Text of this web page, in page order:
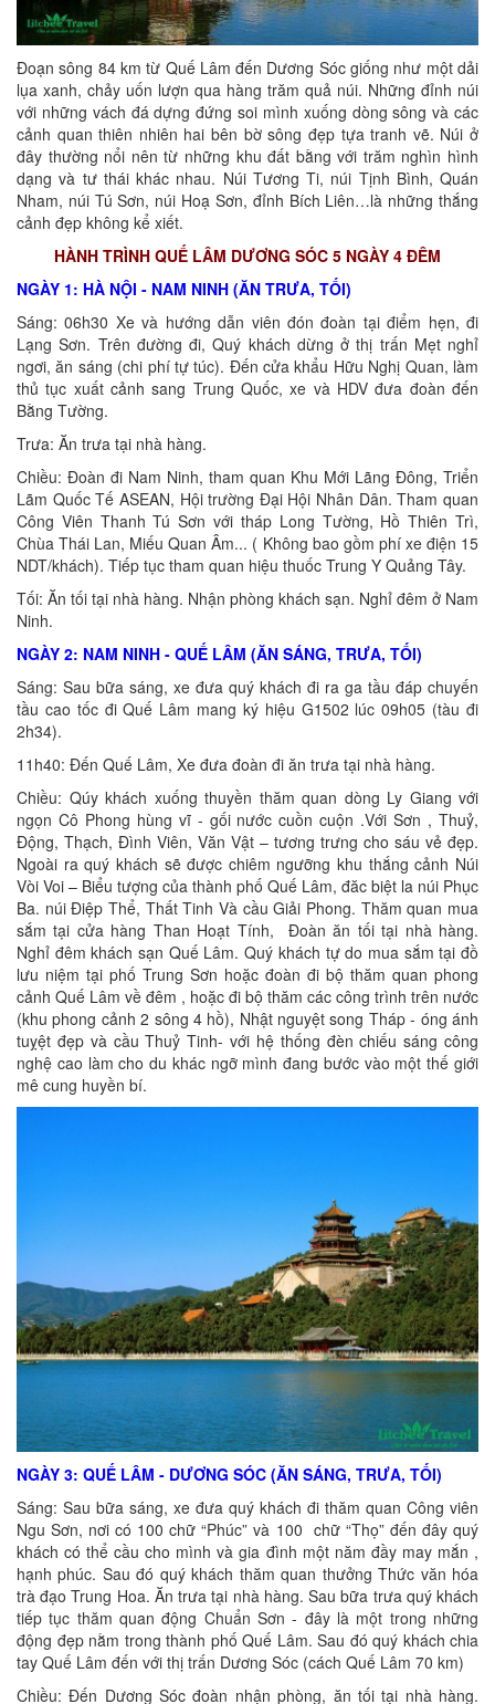
Đoạn sông 84 km từ Quế Lâm đến Dương Sóc giống như một dải
lụa xanh, chảy uốn lượn qua hàng trăm quả núi. Những đỉnh núi
với những vách đá dựng đứng soi mình xuống dòng sông và các
cảnh quan thiên nhiên hai bên bờ sông đẹp tựa tranh vẽ. Núi ở
đây thường nổi nên từ những khu đất bằng với trăm nghìn hình
dạng và tư thái khác nhau. Núi Tương Ti, núi Tịnh Bình, Quán
Nham, núi Tú Sơn, núi Hoạ Sơn, đỉnh Bích Liên…là những thắng
cảnh đẹp không kể xiết.
HÀNH TRÌNH QUẾ LÂM DƯƠNG SÓC 5 NGÀY 4 ĐÊM
NGÀY 1: HÀ NỘI - NAM NINH (ĂN TRƯA, TỐI)
Sáng: 06h30 Xe và hướng dẫn viên đón đoàn tại điểm hẹn, đi
Lạng Sơn. Trên đường đi, Quý khách dừng ở thị trấn Mẹt nghỉ
ngơi, ăn sáng (chi phí tự túc). Đến cửa khẩu Hữu Nghị Quan, làm
thủ tục xuất cảnh sang Trung Quốc, xe và HDV đưa đoàn đến
Bằng Tường.
Trưa: Ăn trưa tại nhà hàng.
Chiều: Đoàn đi Nam Ninh, tham quan Khu Mới Lãng Đông, Triển
Lãm Quốc Tế ASEAN, Hội trường Đại Hội Nhân Dân. Tham quan
Công Viên Thanh Tú Sơn với tháp Long Tường, Hồ Thiên Trì,
Chùa Thái Lan, Miếu Quan Âm... ( Không bao gồm phí xe điện 15
NDT/khách). Tiếp tục tham quan hiệu thuốc Trung Y Quảng Tây.
Tối: Ăn tối tại nhà hàng. Nhận phòng khách sạn. Nghỉ đêm ở Nam
Ninh.
NGÀY 2: NAM NINH - QUẾ LÂM (ĂN SÁNG, TRƯA, TỐI)
Sáng: Sau bữa sáng, xe đưa quý khách đi ra ga tầu đáp chuyến
tầu cao tốc đi Quế Lâm mang ký hiệu G1502 lúc 09h05 (tàu đi
2h34).
11h40: Đến Quế Lâm, Xe đưa đoàn đi ăn trưa tại nhà hàng.
Chiều: Qúy khách xuống thuyền thăm quan dòng Ly Giang với
ngọn Cô Phong hùng vĩ - gối nước cuồn cuộn .Với Sơn , Thuỷ,
Động, Thạch, Đình Viên, Văn Vật – tương trưng cho sáu vẻ đẹp.
Ngoài ra quý khách sẽ được chiêm ngưỡng khu thắng cảnh Núi
Vòi Voi – Biểu tượng của thành phố Quế Lâm, đăc biệt la núi Phục
Ba. núi Điệp Thể, Thất Tinh Và cầu Giải Phong. Thăm quan mua
sắm tại cửa hàng Than Hoạt Tính, Đoàn ăn tối tại nhà hàng.
Nghỉ đêm khách sạn Quế Lâm. Quý khách tự do mua sắm tại đồ
lưu niệm tại phố Trung Sơn hoặc đoàn đi bộ thăm quan phong
cảnh Quế Lâm về đêm , hoặc đi bộ thăm các công trình trên nước
(khu phong cảnh 2 sông 4 hồ), Nhật nguyệt song Tháp - óng ánh
tuỵệt đẹp và cầu Thuỷ Tinh- với hệ thống đèn chiếu sáng công
nghệ cao làm cho du khác ngỡ mình đang bước vào một thế giới
mê cung huyền bí.
NGÀY 3: QUẾ LÂM - DƯƠNG SÓC (ĂN SÁNG, TRƯA, TỐI)
Sáng: Sau bữa sáng, xe đưa quý khách đi thăm quan Công viên
Ngu Sơn, nơi có 100 chữ “Phúc” và 100 chữ “Thọ” đến đây quý
khách có thể cầu cho mình và gia đình một năm đầy may mắn ,
hạnh phúc. Sau đó quý khách thăm quan thưởng Thức văn hóa
trà đạo Trung Hoa. Ăn trưa tại nhà hàng. Sau bữa trưa quý khách
tiếp tục thăm quan động Chuẩn Sơn - đây là một trong những
động đẹp nằm trong thành phố Quế Lâm. Sau đó quý khách chia
tay Quế Lâm đến với thị trấn Dương Sóc (cách Quế Lâm 70 km)
Chiều: Đến Dương Sóc đoàn nhận phòng, ăn tối tại nhà hàng.